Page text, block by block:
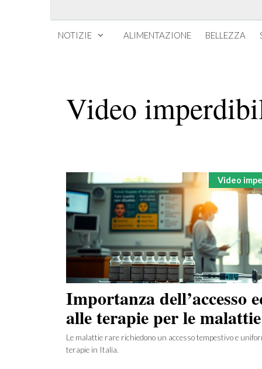
NOTIZIE ALIMENTAZIONE BELLEZZA
Video
Importanza dell’accesso
alle terapie per le malattie
rare in Italia
Le malattie rare richiedono un accesso tempestivo e
terapie in Italia.
Categorie
Video